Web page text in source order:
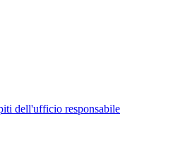
dell'ufficio responsabile